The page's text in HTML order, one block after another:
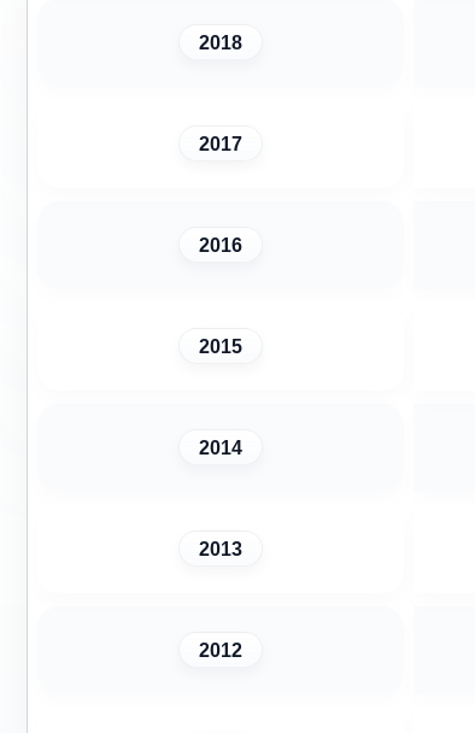
2018
2017
2016
2015
2014
2013
2012